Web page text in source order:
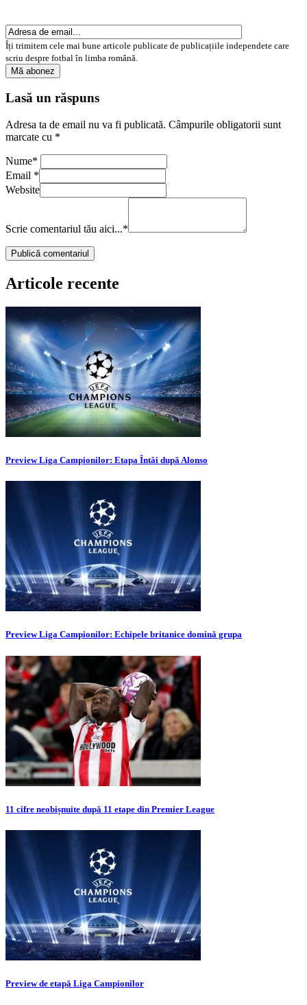
Îți trimitem cele mai bune articole publicate de publicațiile independete care
scriu despre fotbal în limba română.
Lasă un răspuns
Adresa ta de email nu va fi publicată. Câmpurile obligatorii sunt
marcate cu *
Nume*
Email *
Website
Scrie comentariul tău aici...*
Articole recente
Preview Liga Campionilor: Etapa Întâi după Alonso
Preview Liga Campionilor: Echipele britanice domină grupa
11 cifre neobișnuite după 11 etape din Premier League
Preview de etapă Liga Campionilor